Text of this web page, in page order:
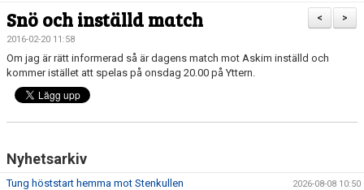
KONTAKT
MARATONTABELL
BILDGALLERI
>
<
Snö och inställd match
2016-02-20 11:58
Om jag är rätt informerad så är dagens match mot Askim inställd och
kommer istället att spelas på onsdag 20.00 på Yttern.
Nyhetsarkiv
Tung höststart hemma mot Stenkullen 2026-08-08 10:50